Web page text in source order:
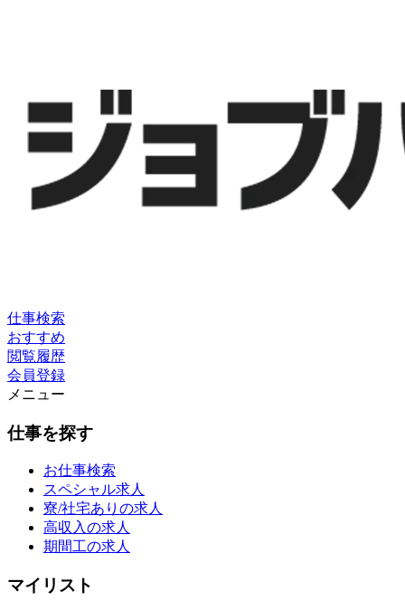
仕事検索
おすすめ
閲覧履歴
会員登録
メニュー
仕事を探す
お仕事検索
スペシャル求人
寮/社宅ありの求人
高収入の求人
期間工の求人
マイリスト